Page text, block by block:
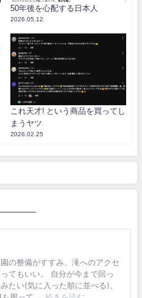
50年後を心配する日本人
2026.05.12
これ天才! という商品を買ってし
まうヤツ
2026.02.25